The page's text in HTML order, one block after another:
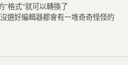
格式"就可以轉換了
選好編輯器都會有一堆奇奇怪怪的